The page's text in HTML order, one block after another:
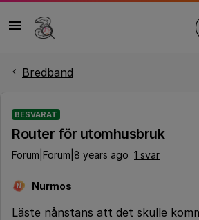
Bredband
BESVARAT
Router för utomhusbruk
Forum|Forum|8 years ago 1 svar
N Nurmos
Läste nånstans att det skulle